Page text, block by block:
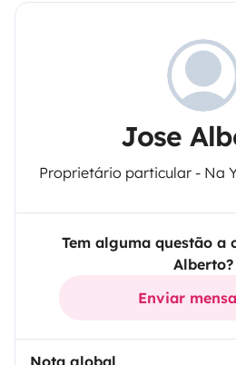
Jose
Proprietário particular - Na
Tem alguma questão a
Alberto?
Enviar